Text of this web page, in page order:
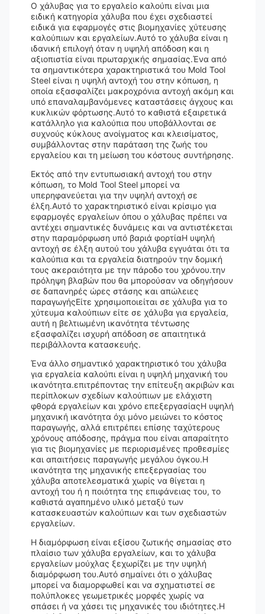
Ο χάλυβας για το εργαλείο καλούπι είναι μια
ειδική κατηγορία χάλυβα που έχει σχεδιαστεί
ειδικά για εφαρμογές στις βιομηχανίες χύτευσης
καλούπιων και εργαλείων.Αυτό το χάλυβα είναι η
ιδανική επιλογή όταν η υψηλή απόδοση και η
αξιοπιστία είναι πρωταρχικής σημασίας.Ένα από
τα σημαντικότερα χαρακτηριστικά του Mold Tool
Steel είναι η υψηλή αντοχή του στην κόπωση, η
οποία εξασφαλίζει μακροχρόνια αντοχή ακόμη και
υπό επαναλαμβανόμενες καταστάσεις άγχους και
κυκλικών φόρτωσης.Αυτό το καθιστά εξαιρετικά
κατάλληλο για καλούπια που υποβάλλονται σε
συχνούς κύκλους ανοίγματος και κλεισίματος,
συμβάλλοντας στην παράταση της ζωής του
εργαλείου και τη μείωση του κόστους συντήρησης.
Εκτός από την εντυπωσιακή αντοχή του στην
κόπωση, το Mold Tool Steel μπορεί να
υπερηφανεύεται για την υψηλή αντοχή σε
έλξη.Αυτό το χαρακτηριστικό είναι κρίσιμο για
εφαρμογές εργαλείων όπου ο χάλυβας πρέπει να
αντέχει σημαντικές δυνάμεις και να αντιστέκεται
στην παραμόρφωση υπό βαριά φορτίαΗ υψηλή
αντοχή σε έλξη αυτού του χάλυβα εγγυάται ότι τα
καλούπια και τα εργαλεία διατηρούν την δομική
τους ακεραιότητα με την πάροδο του χρόνου.την
πρόληψη βλαβών που θα μπορούσαν να οδηγήσουν
σε δαπανηρές ώρες στάσης και απώλειες
παραγωγήςΕίτε χρησιμοποιείται σε χάλυβα για το
χύτευμα καλούπιων είτε σε χάλυβα για εργαλεία,
αυτή η βελτιωμένη ικανότητα τέντωσης
εξασφαλίζει ισχυρή απόδοση σε απαιτητικά
περιβάλλοντα κατασκευής.
Ένα άλλο σημαντικό χαρακτηριστικό του χάλυβα
για εργαλεία καλούπι είναι η υψηλή μηχανική του
ικανότητα.επιτρέποντας την επίτευξη ακριβών και
περίπλοκων σχεδίων καλούπιων με ελάχιστη
φθορά εργαλείων και χρόνο επεξεργασίαςΗ υψηλή
μηχανική ικανότητα όχι μόνο μειώνει το κόστος
παραγωγής, αλλά επιτρέπει επίσης ταχύτερους
χρόνους απόδοσης, πράγμα που είναι απαραίτητο
για τις βιομηχανίες με περιορισμένες προθεσμίες
και απαιτήσεις παραγωγής μεγάλου όγκου.Η
ικανότητα της μηχανικής επεξεργασίας του
χάλυβα αποτελεσματικά χωρίς να θίγεται η
αντοχή του ή η ποιότητα της επιφάνειας του, το
καθιστά αγαπημένο υλικό μεταξύ των
κατασκευαστών καλούπιων και των σχεδιαστών
εργαλείων.
Η διαμόρφωση είναι εξίσου ζωτικής σημασίας στο
πλαίσιο των χάλυβα εργαλείων, και το χάλυβα
εργαλείων μούχλας ξεχωρίζει με την υψηλή
διαμόρφωση του.Αυτό σημαίνει ότι ο χάλυβας
μπορεί να διαμορφωθεί και να σχηματιστεί σε
πολύπλοκες γεωμετρικές μορφές χωρίς να
σπάσει ή να χάσει τις μηχανικές του ιδιότητες.Η